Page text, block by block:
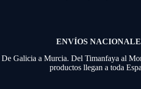
ENVÍOS
De Galicia a Murcia. Del Timanfaya al
productos llegan a toda